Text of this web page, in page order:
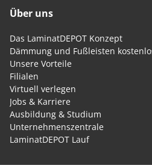
Über uns
Das LaminatDEPOT Konzept
Dämmung und Fußleisten
Unsere Vorteile
Filialen
Virtuell verlegen
Jobs & Karriere
Ausbildung & Studium
Unternehmenszentrale
LaminatDEPOT Lauf